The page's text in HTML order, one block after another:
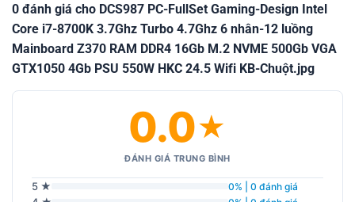
0 đánh giá cho DCS987 PC-FullSet Gaming-Design Intel
Core i7-8700K 3.7Ghz Turbo 4.7Ghz 6 nhân-12 luồng
Mainboard Z370 RAM DDR4 16Gb M.2 NVME 500Gb VGA
GTX1050 4Gb PSU 550W HKC 24.5 Wifi KB-Chuột.jpg
0.0★
ĐÁNH GIÁ TRUNG BÌNH
5 ★ 0% | 0 đánh giá